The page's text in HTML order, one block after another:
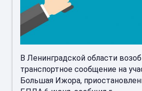
В Ленинградской области
транспортное сообщение на
Большая Ижора,